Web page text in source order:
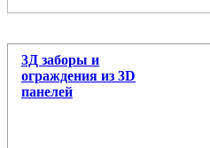
3Д заборы и
ограждения из 3D
панелей